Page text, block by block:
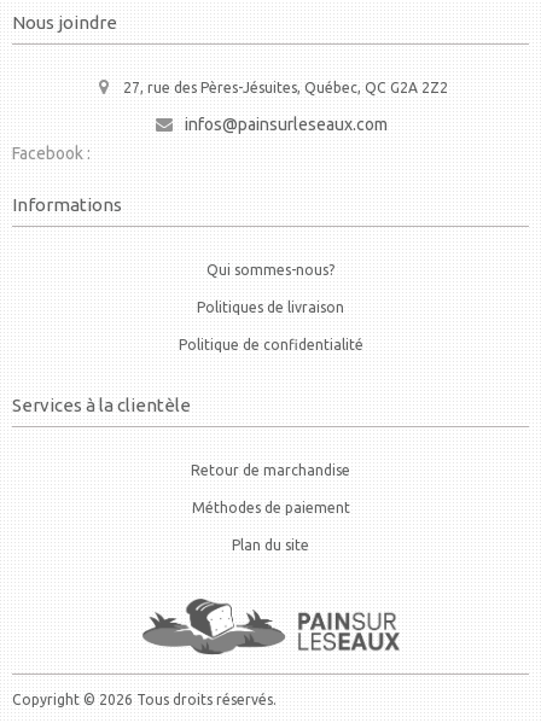
Nous joindre
27, rue des Pères-Jésuites, Québec, QC G2A 2Z2
infos@painsurleseaux.com
Facebook :
Informations
Qui sommes-nous?
Politiques de livraison
Politique de confidentialité
Services à la clientèle
Retour de marchandise
Méthodes de paiement
Plan du site
Copyright © 2026 Tous droits réservés.